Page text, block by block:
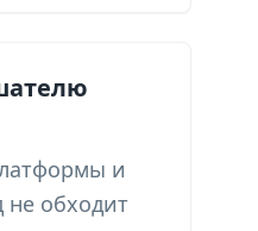
и
не обходит